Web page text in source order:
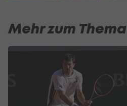
Mehr zum Thema